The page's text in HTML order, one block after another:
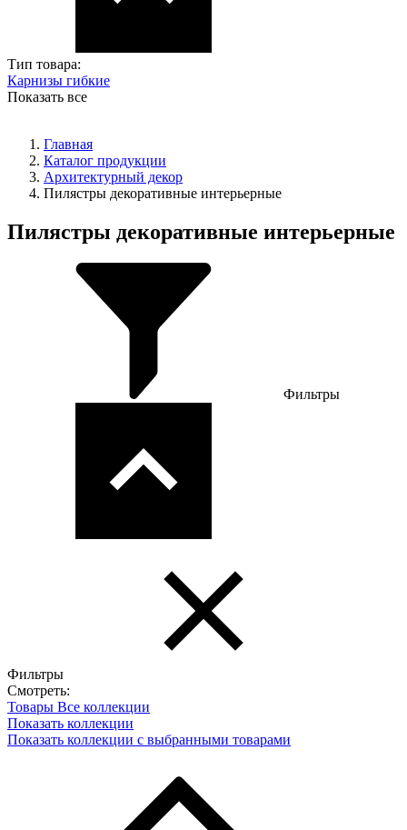
Тип товара:
Карнизы гибкие
Показать все
Главная
Каталог продукции
Архитектурный декор
Пилястры декоративные интерьерные
Пилястры декоративные интерьерные
Фильтры
Фильтры
Смотреть:
Товары Все коллекции
Показать коллекции
Показать коллекции с выбранными товарами